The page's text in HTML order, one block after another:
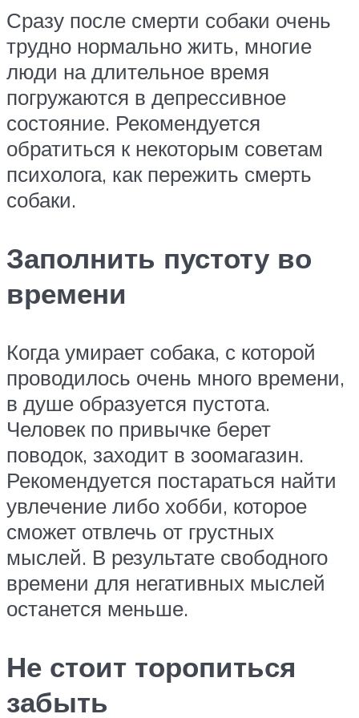
Сразу после смерти собаки очень
трудно нормально жить, многие
люди на длительное время
погружаются в депрессивное
состояние. Рекомендуется
обратиться к некоторым советам
психолога, как пережить смерть
собаки.
Заполнить пустоту во
времени
Когда умирает собака, с которой
проводилось очень много времени,
в душе образуется пустота.
Человек по привычке берет
поводок, заходит в зоомагазин.
Рекомендуется постараться найти
увлечение либо хобби, которое
сможет отвлечь от грустных
мыслей. В результате свободного
времени для негативных мыслей
останется меньше.
Не стоит торопиться
забыть